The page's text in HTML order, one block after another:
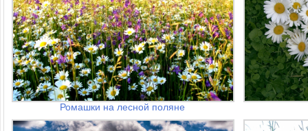
Ромашки на лесной поляне